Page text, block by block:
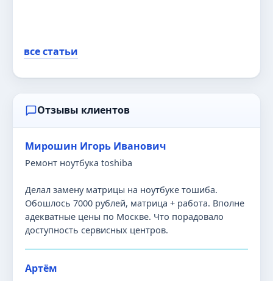
все статьи
Отзывы клиентов
Мирошин Игорь Иванович
Ремонт ноутбука toshiba
Делал замену матрицы на ноутбуке тошиба.
Обошлось 7000 рублей, матрица + работа. Вполне
адекватные цены по Москве. Что порадовало
доступность сервисных центров.
Артём